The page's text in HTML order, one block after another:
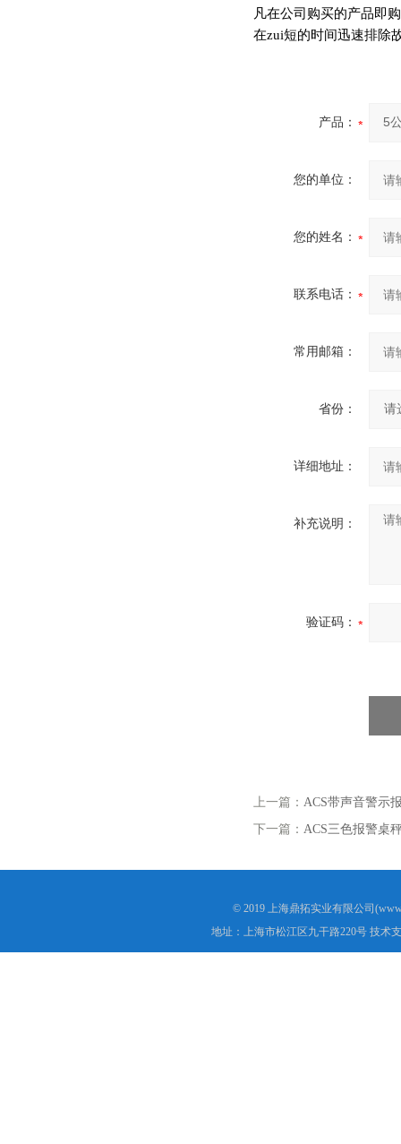
凡在公司购买的产品即
在zui短的时间迅速排除
产品：
您的单位：
您的姓名：
联系电话：
常用邮箱：
省份：
详细地址：
补充说明：
验证码：
上一篇： ACS带声音警示
下一篇： ACS三色报警桌
© 2019 上海鼎拓实业有限公司
地址：上海市松江区九干路220号 技术